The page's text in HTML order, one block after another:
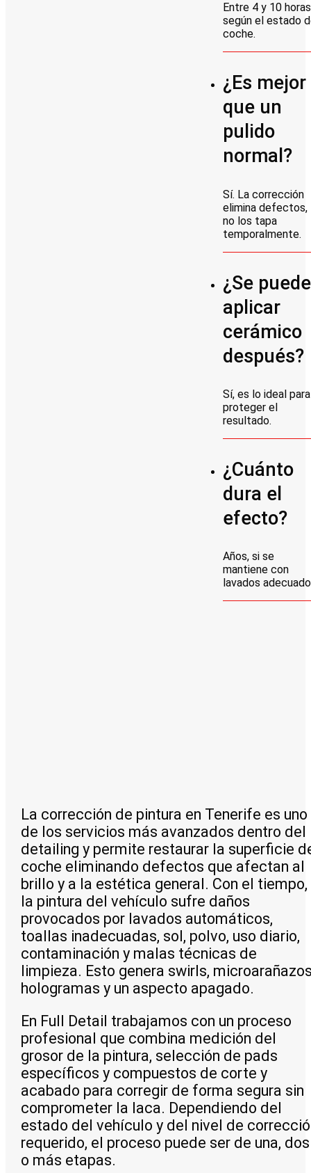
Entre 4 y 10 horas
según el estado
coche.
¿Es mejor
que un
pulido
normal?
Sí. La corrección
elimina defectos,
no los tapa
temporalmente.
¿Se puede
aplicar
cerámico
después?
Sí, es lo ideal para
proteger el
resultado.
¿Cuánto
dura el
efecto?
Años, si se
mantiene con
lavados
La corrección de pintura en Tenerife es uno
de los servicios más avanzados dentro del
detailing y permite restaurar la superficie
coche eliminando defectos que afectan al
brillo y a la estética general. Con el tiempo,
la pintura del vehículo sufre daños
provocados por lavados automáticos,
toallas inadecuadas, sol, polvo, uso diario,
contaminación y malas técnicas de
limpieza. Esto genera swirls,
hologramas y un aspecto apagado.
En Full Detail trabajamos con un proceso
profesional que combina medición del
grosor de la pintura, selección de pads
específicos y compuestos de corte y
acabado para corregir de forma segura sin
comprometer la laca. Dependiendo del
estado del vehículo y del nivel de
requerido, el proceso puede ser de una, dos
o más etapas.